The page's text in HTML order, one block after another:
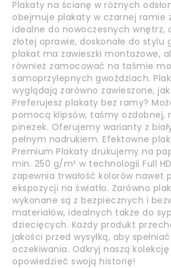
Plakaty na ścianę w różnych
obejmuje plakaty w czarnej ramie
idealne do nowoczesnych wnętrz,
złotej oprawie, doskonałe do stylu
plakat ma zawieszki montażowe,
również zamocować na taśmie
samoprzylepnych gwoździach.
wyglądają zarówno zawieszone,
Preferujesz plakaty bez ramy?
pomocą klipsów, taśmy ozdobnej,
pinezek. Oferujemy warianty z
pełnym nadrukiem. Efektowne
Premium Plakaty drukujemy na
min. 250 g/m² w technologii Full
zapewnia trwałość kolorów nawet
ekspozycji na światło. Zarówno
wykonane są z bezpiecznych i
materiałów, idealnych także do
dziecięcych. Każdy produkt
jakości przed wysyłką, aby
oczekiwania. Odkryj naszą
opowiedzieć swoją historię!